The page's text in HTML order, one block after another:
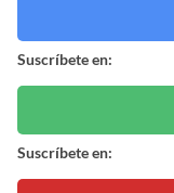
Suscríbete en:
Suscríbete en: